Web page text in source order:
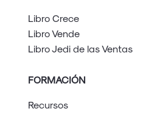
Libro Crece
Libro Vende
Libro Jedi de las Ventas
FORMACIÓN
Recursos